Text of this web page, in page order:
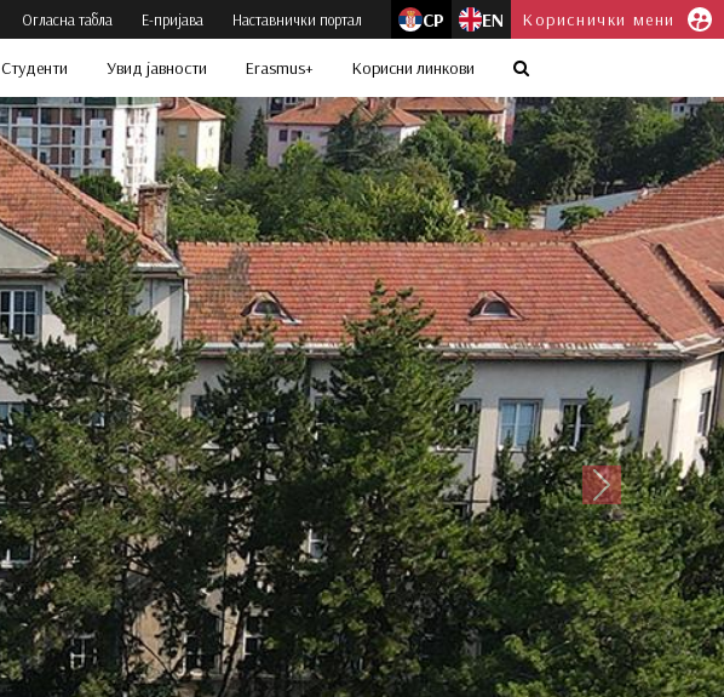
Огласна табла Е-пријава Наставнички портал СР EN Кориснички мени
Студенти Увид јавности Erasmus+ Корисни линкови
Следећи